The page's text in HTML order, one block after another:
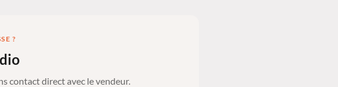
?
contact direct avec le vendeur.